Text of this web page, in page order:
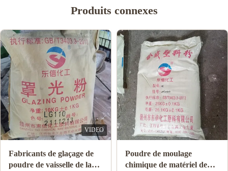
Produits connexes
Poudre de moulage de
mélamine blanche de
La mélamine moulant la
poudre composée pour